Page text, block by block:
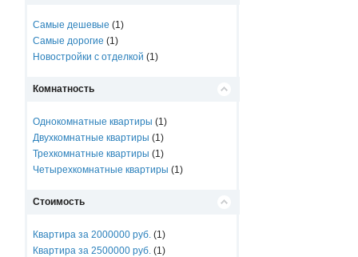
Самые дешевые (1)
Самые дорогие (1)
Новостройки с отделкой (1)
Комнатность
Однокомнатные квартиры (1)
Двухкомнатные квартиры (1)
Трехкомнатные квартиры (1)
Четырехкомнатные квартиры (1)
Стоимость
Квартира за 2000000 руб. (1)
Квартира за 2500000 руб. (1)